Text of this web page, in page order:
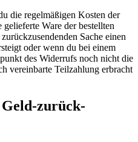
die regelmäßigen Kosten der
Ware der bestellten
Sache einen
oder wenn du bei einem
des Widerrufs noch nicht die
vereinbarte Teilzahlung erbracht
zurück-